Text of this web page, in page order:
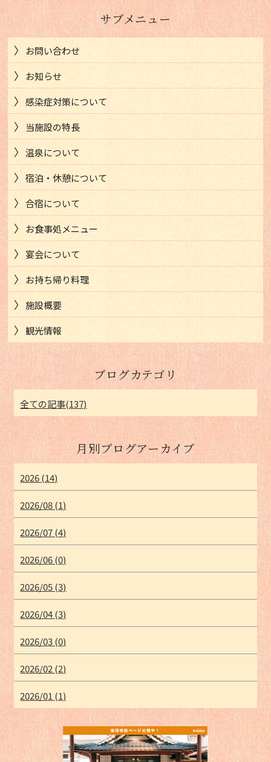
サブメニュー
お問い合わせ
お知らせ
感染症対策について
当施設の特長
温泉について
宿泊・休憩について
合宿について
お食事処メニュー
宴会について
お持ち帰り料理
施設概要
観光情報
ブログカテゴリ
全ての記事(137)
月別ブログアーカイブ
2026 (14)
2026/08 (1)
2026/07 (4)
2026/06 (0)
2026/05 (3)
2026/04 (3)
2026/03 (0)
2026/02 (2)
2026/01 (1)